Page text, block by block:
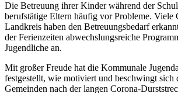
Die Betreuung ihrer Kinder während der
berufstätige Eltern häufig vor Probleme. Viele
Landkreis haben den Betreuungsbedarf
der Ferienzeiten abwechslungsreiche
Jugendliche an.
Mit großer Freude hat die Kommunale
festgestellt, wie motiviert und beschwingt sich
Gemeinden nach der langen Corona-